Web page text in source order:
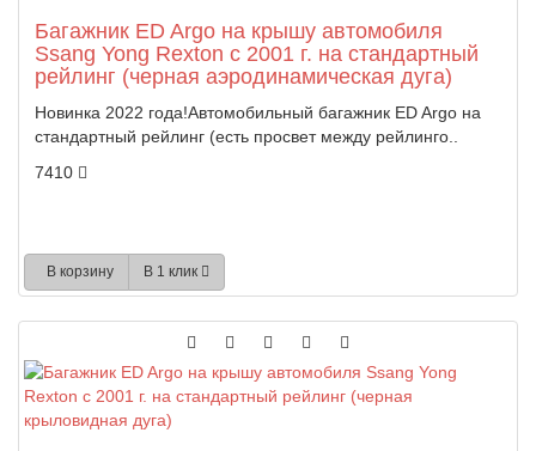
Багажник ED Argo на крышу автомобиля
Ssang Yong Rexton с 2001 г. на стандартный
рейлинг (черная аэродинамическая дуга)
Новинка 2022 года!Автомобильный багажник ED Argo на
стандартный рейлинг (есть просвет между рейлинго..
7410
В корзину В 1 клик